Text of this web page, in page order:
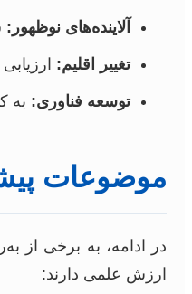
آلاینده‌های نوظهور:
تغییر اقلیم:
توسعه فناوری: به
موضوعات
در ادامه، به برخی از
ارزش علمی دارند: